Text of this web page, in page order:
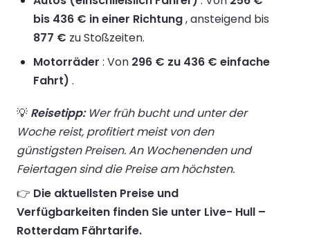
bis 436 € in einer Richtung, ansteigend bis
877 € zu Stoßzeiten.
Motorräder : Von 296 € zu 436 € einfache
Fahrt) .
💡 Reisetipp:Wer früh bucht und unter der
Woche reist, profitiert meist von den
günstigsten Preisen. An Wochenenden und
Feiertagen sind die Preise am höchsten.
👉 Die aktuellsten Preise und
Verfügbarkeiten finden Sie unter Live- Hull –
Rotterdam Fährtarife.